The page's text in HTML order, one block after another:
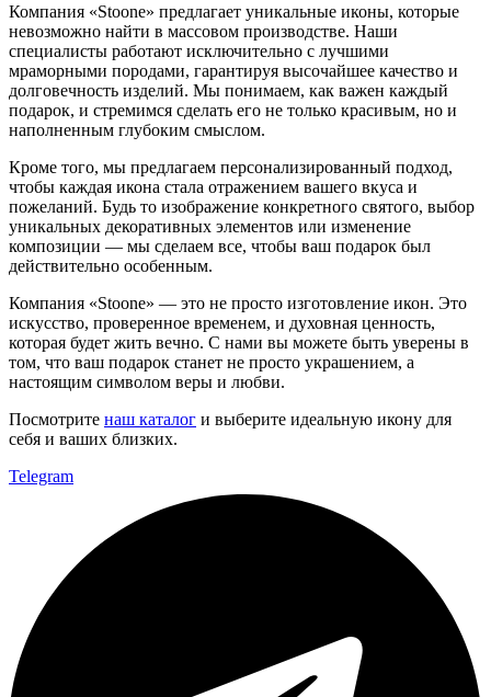
Компания «Stoone» предлагает уникальные иконы, которые
невозможно найти в массовом производстве. Наши
специалисты работают исключительно с лучшими
мраморными породами, гарантируя высочайшее качество и
долговечность изделий. Мы понимаем, как важен каждый
подарок, и стремимся сделать его не только красивым, но и
наполненным глубоким смыслом.
Кроме того, мы предлагаем персонализированный подход,
чтобы каждая икона стала отражением вашего вкуса и
пожеланий. Будь то изображение конкретного святого, выбор
уникальных декоративных элементов или изменение
композиции — мы сделаем все, чтобы ваш подарок был
действительно особенным.
Компания «Stoone» — это не просто изготовление икон. Это
искусство, проверенное временем, и духовная ценность,
которая будет жить вечно. С нами вы можете быть уверены в
том, что ваш подарок станет не просто украшением, а
настоящим символом веры и любви.
Посмотрите наш каталог и выберите идеальную икону для
себя и ваших близких.
Telegram